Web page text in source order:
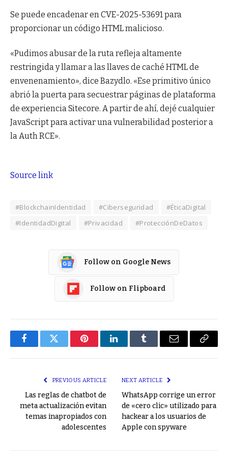
Se puede encadenar en CVE-2025-53691 para
proporcionar un código HTML malicioso.
«Pudimos abusar de la ruta refleja altamente
restringida y llamar a las llaves de caché HTML de
envenenamiento», dice Bazydlo. «Ese primitivo único
abrió la puerta para secuestrar páginas de plataforma
de experiencia Sitecore. A partir de ahí, dejé cualquier
JavaScript para activar una vulnerabilidad posterior a
la Auth RCE».
Source link
#BlockchainIdentidad #Ciberseguridad
#ÉticaDigital
#IdentidadDigital
#Privacidad #ProtecciónDeDatos
Follow on Google News
Follow on Flipboard
FacebookTwitter PinterestLinkedInTumblr Email
Copy
PREVIOUS ARTICLE
Las reglas de chatbot de
meta actualización evitan
temas inapropiados con
adolescentes
NEXT ARTICLE
WhatsApp corrige un error
de «cero clic» utilizado para
hackear a los usuarios de
Apple con spyware